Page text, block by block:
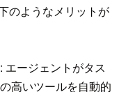
のようなメリットが
エージェントがタス
高いツールを自動的